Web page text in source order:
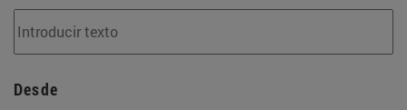
Desde